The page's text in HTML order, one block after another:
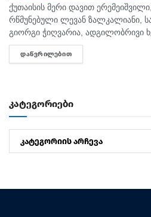
ქუთაისის მერი დავით
რწმუნებული ლევან ზალკალიანი,
გიორგი ჭიღვარია, ადგილობრივი
წარმომადგენლები, ჩოხოსნები,
დაღუპული ქუთაისელი მეომრების
ᲓᲐᲬᲕᲠᲘᲚᲔᲑᲘᲗ
კატეგორიები